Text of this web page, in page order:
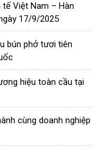
tế Việt Nam – Hàn
17/9/2025
bún phở tươi tiên
hiệu toàn cầu tại
cùng doanh nghiệp